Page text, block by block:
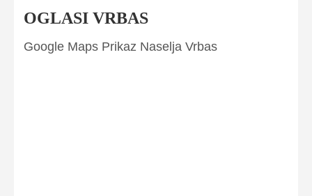
OGLASI VRBAS
Google Maps Prikaz Naselja Vrbas